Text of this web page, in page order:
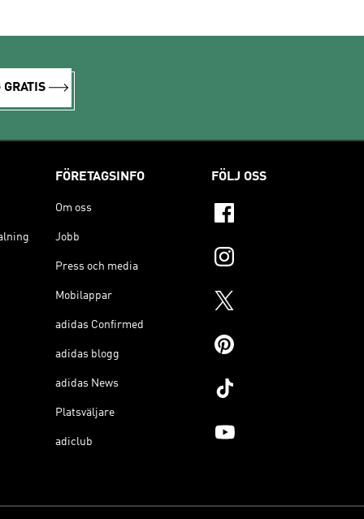
GRATIS
FÖRETAGSINFO
Om oss
Jobb
Press och media
Mobilappar
adidas Confirmed
adidas blogg
adidas News
Platsväljare
adiclub
FÖLJ OSS